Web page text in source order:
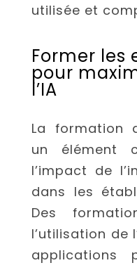
utilisée et
Former les
pour
l’IA
La formation
un élément
l’impact de
dans les
Des
l’utilisation de
applications